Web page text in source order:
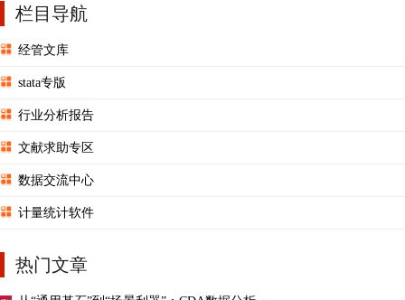
栏目导航
经管文库
stata专版
行业分析报告
文献求助专区
数据交流中心
计量统计软件
热门文章